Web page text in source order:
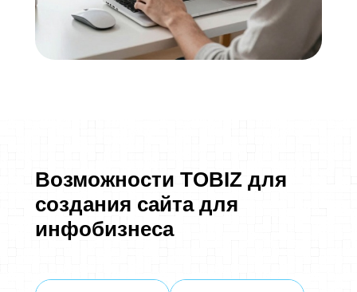
Возможности TOBIZ для
создания сайта для
инфобизнеса